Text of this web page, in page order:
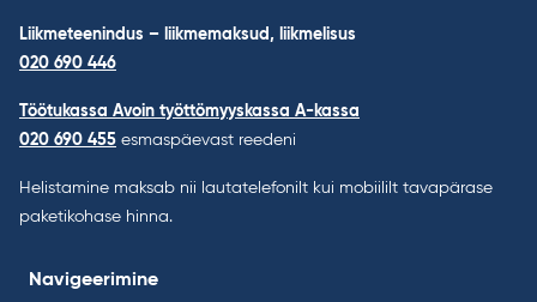
Liikmeteenindus – liikmemaksud, liikmelisus
020 690 446
Töötukassa Avoin työttömyyskassa A-kassa
020 690 455 esmaspäevast reedeni
Helistamine maksab nii lautatelefonilt kui mobiililt tavapärase
paketikohase hinna.
Navigeerimine